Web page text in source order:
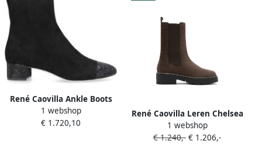
René Caovilla Ankle Boots
Zwart Dames
1 webshop
€ 1.720,10
René Caovilla Leren Chelsea
laarzen Bruin
1 webshop
€ 1.240,- € 1.206,-